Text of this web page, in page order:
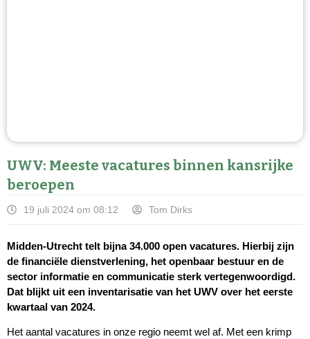
UWV: Meeste vacatures binnen kansrijke
beroepen
19 juli 2024 om 08:12 Tom Dirks
Midden-Utrecht telt bijna 34.000 open vacatures. Hierbij zijn
de financiële dienstverlening, het openbaar bestuur en de
sector informatie en communicatie sterk vertegenwoordigd.
Dat blijkt uit een inventarisatie van het UWV over het eerste
kwartaal van 2024.
Het aantal vacatures in onze regio neemt wel af. Met een krimp